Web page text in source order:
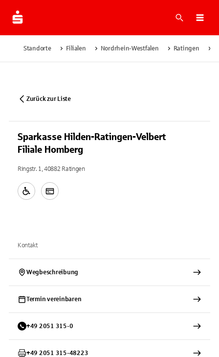
Suche
Standorte Filialen Nordrhein-Westfalen Ratingen
Zurück zur Liste
Sparkasse Hilden-Ratingen-Velbert
Filiale Homberg
Ringstr. 1, 40882 Ratingen
Kontakt
Wegbeschreibung
Termin vereinbaren
+49 2051 315-0
+49 2051 315-48223